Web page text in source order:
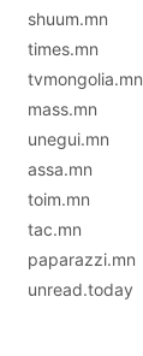
shuum.mn
times.mn
tvmongolia.mn
mass.mn
unegui.mn
assa.mn
toim.mn
tac.mn
paparazzi.mn
unread.today